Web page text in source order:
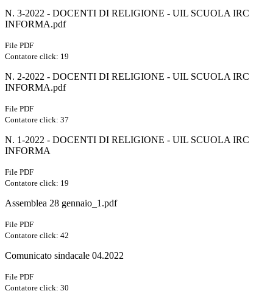
N. 3-2022 - DOCENTI DI RELIGIONE - UIL SCUOLA IRC
INFORMA.pdf
File PDF
Contatore click: 19
N. 2-2022 - DOCENTI DI RELIGIONE - UIL SCUOLA IRC
INFORMA.pdf
File PDF
Contatore click: 37
N. 1-2022 - DOCENTI DI RELIGIONE - UIL SCUOLA IRC
INFORMA
File PDF
Contatore click: 19
Assemblea 28 gennaio_1.pdf
File PDF
Contatore click: 42
Comunicato sindacale 04.2022
File PDF
Contatore click: 30